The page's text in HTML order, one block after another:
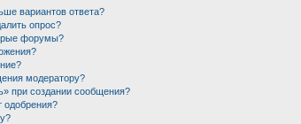
вариантов ответа?
опрос?
форумы?
модератору?
при создании сообщения?
одобрения?